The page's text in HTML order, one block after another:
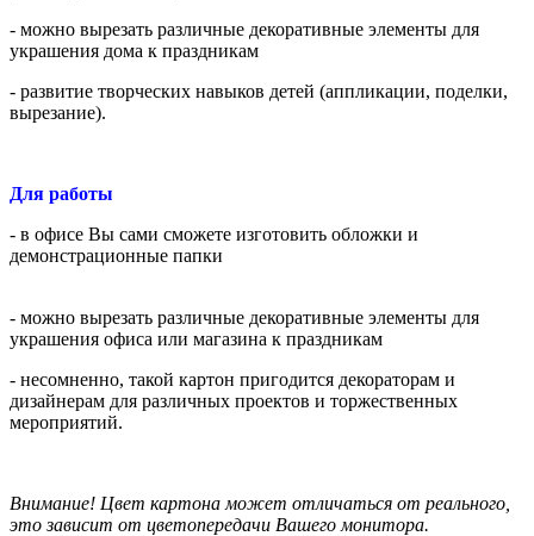
- можно вырезать различные декоративные элементы для
украшения дома к праздникам
- развитие творческих навыков детей (аппликации, поделки,
вырезание).
Для работы
- в офисе Вы сами сможете изготовить обложки и
демонстрационные папки
- можно вырезать различные декоративные элементы для
украшения офиса или магазина к праздникам
- несомненно, такой картон пригодится декораторам и
дизайнерам для различных проектов и торжественных
мероприятий.
Внимание! Цвет картона может отличаться от реального,
это зависит от цветопередачи Вашего монитора.